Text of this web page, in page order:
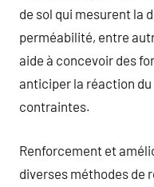
de sol qui mesurent la
perméabilité, entre
aide à concevoir des
anticiper la réaction
contraintes.
Renforcement et
diverses méthodes de